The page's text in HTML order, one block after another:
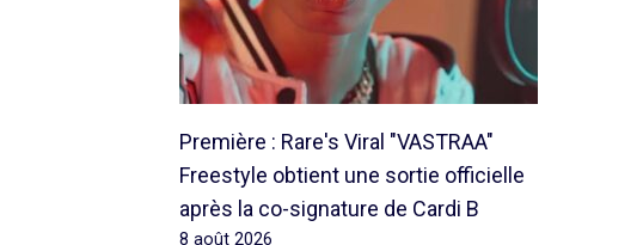
Première : Rare's Viral "VASTRAA"
Freestyle obtient une sortie officielle
après la co-signature de Cardi B
8 août 2026